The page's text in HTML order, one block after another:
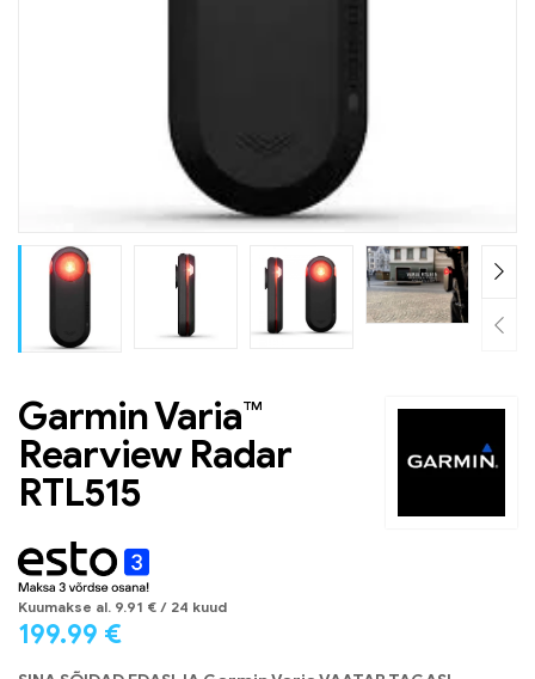
Garmin Varia™
Rearview Radar
RTL515
Kuumakse al. 9.91 € / 24 kuud
199.99 €